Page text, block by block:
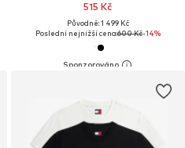
515 Kč
Původně: 1 499 Kč
Poslední nejnižší cena:600 Kč-14%